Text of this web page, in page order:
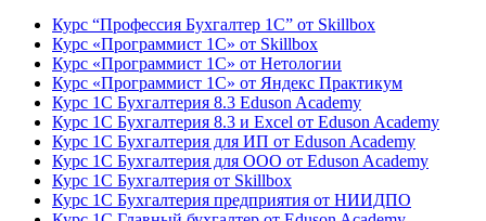
Курс “Профессия Бухгалтер 1С” от Skillbox
Курс «Программист 1С» от Skillbox
Курс «Программист 1С» от Нетологии
Курс «Программист 1С» от Яндекс Практикум
Курс 1С Бухгалтерия 8.3 Eduson Academy
Курс 1С Бухгалтерия 8.3 и Excel от Eduson Academy
Курс 1С Бухгалтерия для ИП от Eduson Academy
Курс 1С Бухгалтерия для ООО от Eduson Academy
Курс 1С Бухгалтерия от Skillbox
Курс 1С Бухгалтерия предприятия от НИИДПО